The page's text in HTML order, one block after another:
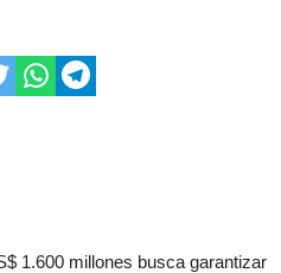
1.600 millones busca garantizar